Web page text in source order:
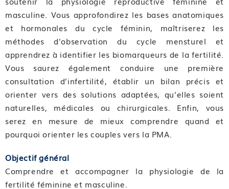
masculine. Vous approfondirez les bases anatomiques
et hormonales du cycle féminin, maîtriserez les
méthodes d'observation du cycle mensturel et
apprendrez à identifier les biomarqueurs de la fertilité.
Vous saurez également conduire une première
consultation d’infertilité, établir un bilan précis et
orienter vers des solutions adaptées, qu'elles soient
naturelles, médicales ou chirurgicales. Enfin, vous
serez en mesure de mieux comprendre quand et
pourquoi orienter les couples vers la PMA.
Objectif général
Comprendre et accompagner la physiologie de la
fertilité féminine et masculine.